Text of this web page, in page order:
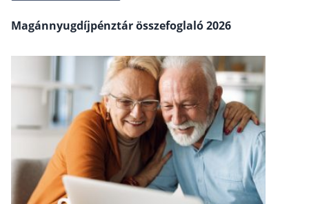
Blog
Casco
Utasbiztosítás
Lakásbiztosítás útmutató – Hogyan válassz?
Lakásbiztosítás: válaszok az 50 leggyakoribb
Minősített Fogyasztóbarát Otthonbiztosítás
Magánnyugdíjpénztár összefoglaló 2026